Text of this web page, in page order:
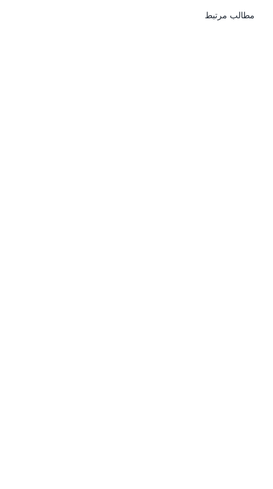
مطالب مرتبط